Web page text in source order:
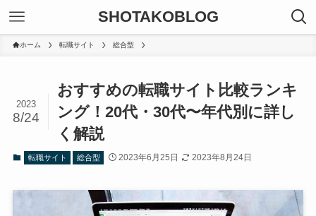
SHOTAKOBLOG
ホーム 転職サイト 総合型
おすすめの転職サイト比較ランキ
ング！20代・30代〜年代別に詳し
く解説
2023
8/24
転職サイト 総合型 2023年6月25日 2023年8月24日